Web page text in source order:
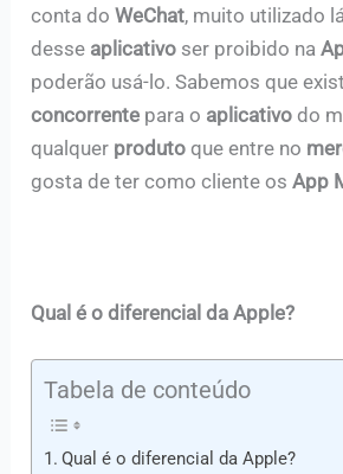
conta doWeChat, muito utilizado
desse aplicativo ser proibido na
poderão usá-lo. Sabemos que
concorrente para o aplicativodo
qualquer produtoque entre no
gosta de ter como cliente os App
Qual é o diferencial da Apple?
Tabela de conteúdo
Qual é o diferencial da Apple?